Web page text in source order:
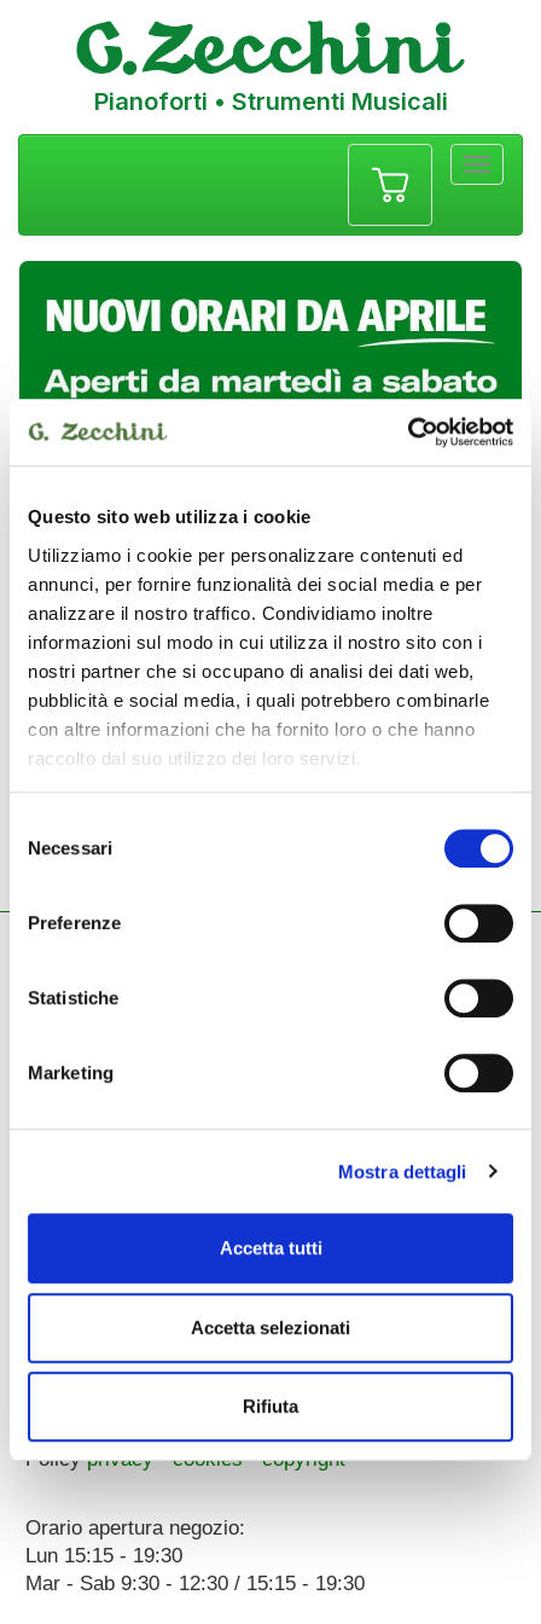
Questo sito web utilizza i cookie
Utilizziamo i cookie per personalizzare contenuti ed
annunci, per fornire funzionalità dei social media e per
analizzare il nostro traffico. Condividiamo inoltre
informazioni sul modo in cui utilizza il nostro sito con i
nostri partner che si occupano di analisi dei dati web,
pubblicità e social media, i quali potrebbero combinarle
con altre informazioni che ha fornito loro o che hanno
raccolto dal suo utilizzo dei loro servizi.
delNecessari
Preferenze
Statistiche
Marketing
Mostra dettagli
Accetta tutti
Accetta selezionati
Rifiuta
Pianoforti • Strumenti Musicali
NUOVO USATO
Strumenti nuovi Dean chitarra
Tel.045.8002780
email pec:
whatsapp:
Corso Porta Nuova, 51/55
a 100 metri dal Parcheggio Arena
Policyprivacy•cookies•copyright
Orario apertura negozio:
Lun 15:15 - 19:30
Mar - Sab 9:30 - 12:30 / 15:15 - 19:30